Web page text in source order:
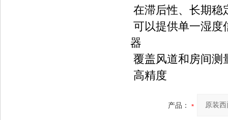
在滞后性、长期稳
可以提供单一湿度
器
覆盖风道和房间测
高精度
产品：